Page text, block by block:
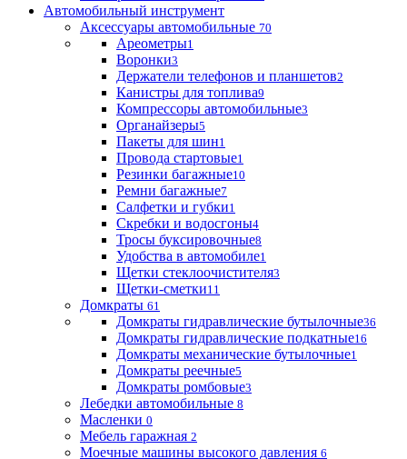
Автомобильный инструмент
Аксессуары автомобильные 70
Ареометры1
Воронки3
Держатели телефонов и планшетов2
Канистры для топлива9
Компрессоры автомобильные3
Органайзеры5
Пакеты для шин1
Провода стартовые1
Резинки багажные10
Ремни багажные7
Салфетки и губки1
Скребки и водосгоны4
Тросы буксировочные8
Удобства в автомобиле1
Щетки стеклоочистителя3
Щетки-сметки11
Домкраты 61
Домкраты гидравлические бутылочные36
Домкраты гидравлические подкатные16
Домкраты механические бутылочные1
Домкраты реечные5
Домкраты ромбовые3
Лебедки автомобильные 8
Масленки 0
Мебель гаражная 2
Моечные машины высокого давления 6